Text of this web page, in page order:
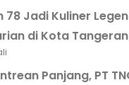
78 Jadi Kuliner
di Kota
Panjang, PT